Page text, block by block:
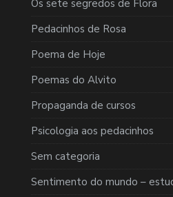
Os sete segredos de Flora
Pedacinhos de Rosa
Poema de Hoje
Poemas do Alvito
Propaganda de cursos
Psicologia aos pedacinhos
Sem categoria
Sentimento do mundo –